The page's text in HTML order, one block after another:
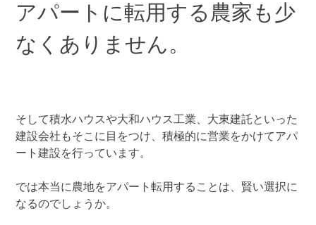
アパートに転用する農家も少
なくありません。
そして積水ハウスや大和ハウス工業、大東建託といった
建設会社もそこに目をつけ、積極的に営業をかけてアパ
ート建設を行っています。
では本当に農地をアパート転用することは、賢い選択に
なるのでしょうか。